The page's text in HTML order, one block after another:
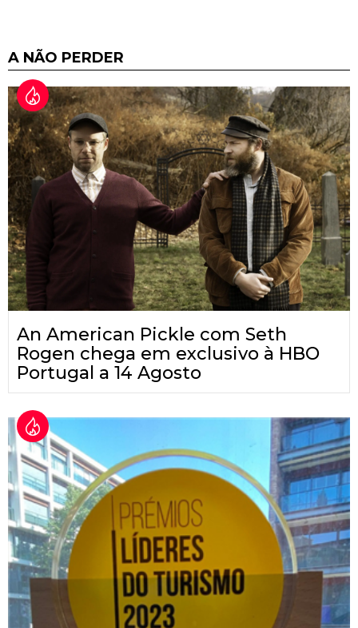
A NÃO PERDER
An American Pickle com Seth
Rogen chega em exclusivo à HBO
Portugal a 14 Agosto